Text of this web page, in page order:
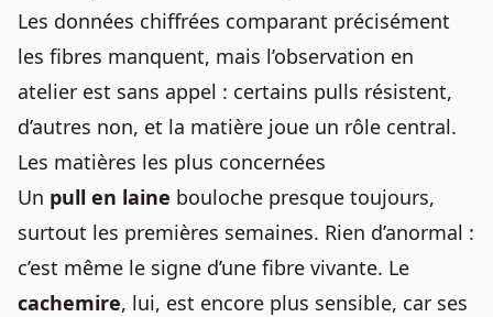
Les données chiffrées comparant précisément
les fibres manquent, mais l’observation en
atelier est sans appel : certains pulls résistent,
d’autres non, et la matière joue un rôle central.
Les matières les plus concernées
Un pull en laine bouloche presque toujours,
surtout les premières semaines. Rien d’anormal :
c’est même le signe d’une fibre vivante. Le
cachemire, lui, est encore plus sensible, car ses